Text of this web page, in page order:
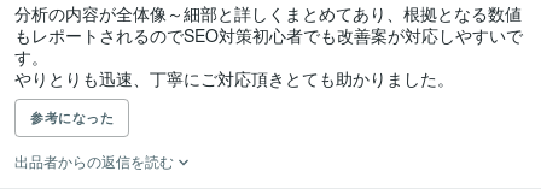
分析の内容が全体像～細部と詳しくまとめてあり、根拠となる数値
もレポートされるのでSEO対策初心者でも改善案が対応しやすいで
す。
やりとりも迅速、丁寧にご対応頂きとても助かりました。
参考になった
出品者からの返信を読む